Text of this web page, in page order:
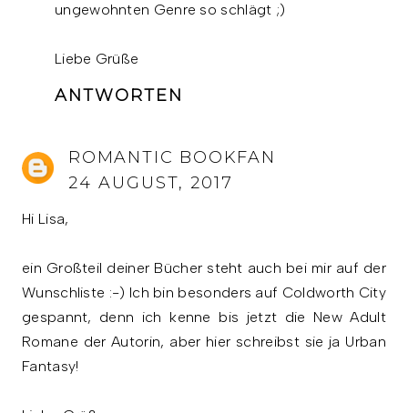
ungewohnten Genre so schlägt ;)
Liebe Grüße
ANTWORTEN
ROMANTIC BOOKFAN
24 AUGUST, 2017
Hi Lisa,
ein Großteil deiner Bücher steht auch bei mir auf der
Wunschliste :-) Ich bin besonders auf Coldworth City
gespannt, denn ich kenne bis jetzt die New Adult
Romane der Autorin, aber hier schreibst sie ja Urban
Fantasy!